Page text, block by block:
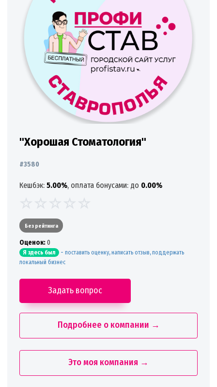
"Хорошая Стоматология"
#3580
Кешбэк: 5.00%, оплата бонусами: до 0.00%
Без рейтинга
Oценок:0
Я здесь был - поставить оценку, написать отзыв, поддержать
локальный бизнес
Задать вопрос
Подробнее о компании →
Это моя компания →